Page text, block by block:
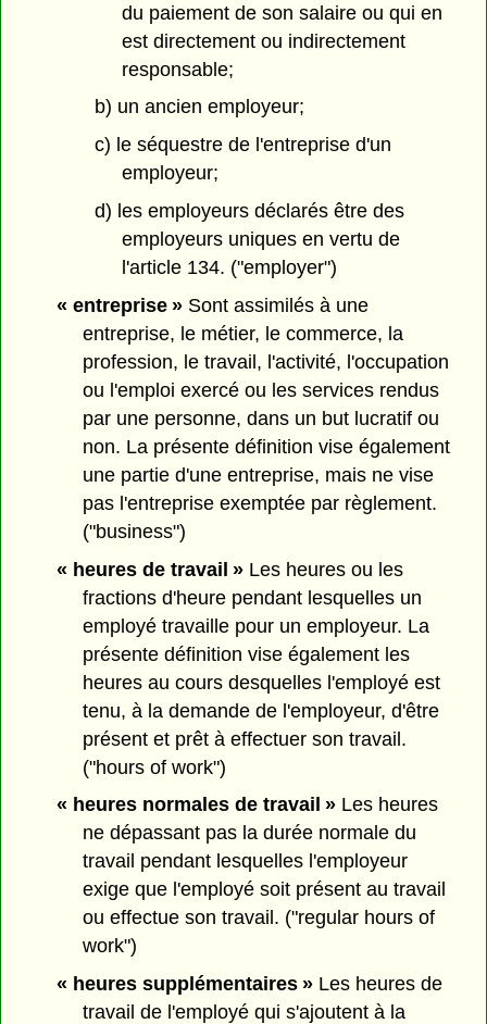
du paiement de son salaire ou qui en
est directement ou indirectement
responsable;
b) un ancien employeur;
c) le séquestre de l'entreprise d'un
employeur;
d) les employeurs déclarés être des
employeurs uniques en vertu de
l'article 134. ("employer")
« entreprise »Sont assimilés à une
entreprise, le métier, le commerce, la
profession, le travail, l'activité, l'occupation
ou l'emploi exercé ou les services rendus
par une personne, dans un but lucratif ou
non. La présente définition vise également
une partie d'une entreprise, mais ne vise
pas l'entreprise exemptée par règlement.
("business")
« heures de travail »Les heures ou les
fractions d'heure pendant lesquelles un
employé travaille pour un employeur. La
présente définition vise également les
heures au cours desquelles l'employé est
tenu, à la demande de l'employeur, d'être
présent et prêt à effectuer son travail.
("hours of work")
« heures normales de travail »Les heures
ne dépassant pas la durée normale du
travail pendant lesquelles l'employeur
exige que l'employé soit présent au travail
ou effectue son travail. ("regular hours of
work")
« heures supplémentaires »Les heures de
travail de l'employé qui s'ajoutent à la